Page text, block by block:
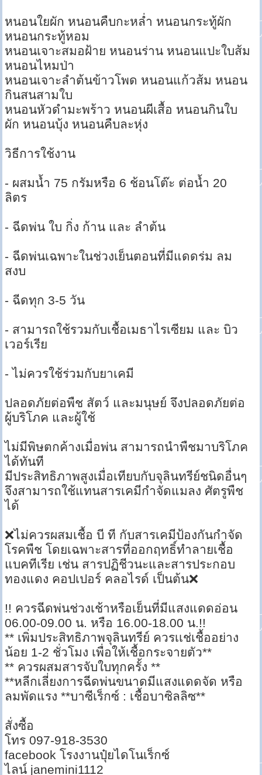
หนอนใยผัก หนอนคืบกะหล่ำ หนอนกระทู้ผัก
หนอนกระทู้หอม
หนอนเจาะสมอฝ้าย หนอนร่าน หนอนแปะใบส้ม
หนอนไหมป่า
หนอนเจาะลำต้นข้าวโพด หนอนแก้วส้ม หนอน
กินสนสามใบ
หนอนหัวดำมะพร้าว หนอนผีเสื้อ หนอนกินใบ
ผัก หนอนบุ้ง หนอนคืบละหุ่ง
วิธีการใช้งาน
- ผสมน้ำ 75 กรัมหรือ 6 ช้อนโต๊ะ ต่อน้ำ 20
ลิตร
- ฉีดพ่น ใบ กิ่ง ก้าน และ ลำต้น
- ฉีดพ่นเฉพาะในช่วงเย็นตอนที่มีแดดร่ม ลม
สงบ
- ฉีดทุก 3-5 วัน
- สามารถใช้รวมกับเชื้อเมธาไรเซียม และ บิว
เวอร์เรีย
- ไม่ควรใช้ร่วมกับยาเคมี
ปลอดภัยต่อพืช สัตว์ และมนุษย์ จึงปลอดภัยต่อ
ผู้บริโภค และผู้ใช้
ไม่มีพิษตกค้างเมื่อพ่น สามารถนำพืชมาบริโภค
ได้ทันที
มีประสิทธิภาพสูงเมื่อเทียบกับจุลินทรีย์ชนิดอื่นๆ
จึงสามารถใช้แทนสารเคมีกำจัดแมลง ศัตรูพืช
ได้
❌ไม่ควรผสมเชื้อ บี ที กับสารเคมีป้องกันกำจัด
โรคพืช โดยเฉพาะสารที่ออกฤทธิ์ทำลายเชื้อ
แบคทีเรีย เช่น สารปฏิชีวนะและสารประกอบ
ทองแดง คอปเปอร์ คลอไรด์ เป็นต้น❌
!! ควรฉีดพ่นช่วงเช้าหรือเย็นที่มีแสงแดดอ่อน
06.00-09.00 น. หรือ 16.00-18.00 น.!!
** เพิ่มประสิทธิภาพจุลินทรีย์ ควรเเช่เชื้ออย่าง
น้อย 1-2 ชั่วโมง เพื่อให้เชื้อกระจายตัว**
** ควรผสมสารจับใบทุกครั้ง **
**หลีกเลี่ยงการฉีดพ่นขนาดมีแสงแดดจัด หรือ
ลมพัดแรง **บาซีเร็กซ์ : เชื้อบาซิลลิซ**
สั่งซื้อ
โทร 097-918-3530
facebook โรงงานปุ๋ยไดโนเร็กซ์
ไลน์ janemini1112